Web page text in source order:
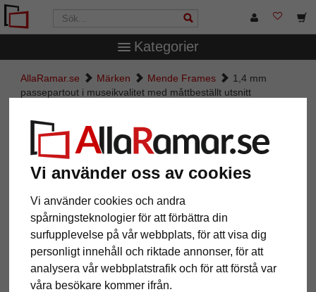
Vi använder oss av cookies
Vi använder cookies och andra
spårningsteknologier för att förbättra din
surfupplevelse på vår webbplats, för att visa dig
personligt innehåll och riktade annonser, för att
analysera vår webbplatstrafik och för att förstå var
våra besökare kommer ifrån.
Kategorier
AllaRamar.se Märken Mende Frames
1,4 mm
passepartout i museikvalitet med måttbeställt utsnitt
1,4 mm passepartout i
museikvalitet med måttbeställt
utsnitt
Pictures Preview